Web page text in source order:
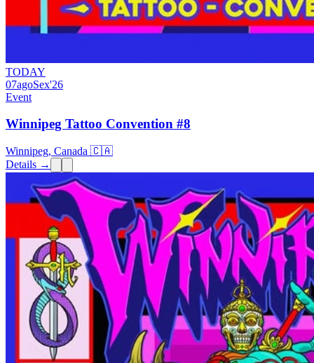
TODAY
07agoSex'26
Event
Winnipeg Tattoo Convention #8
Winnipeg, Canada 🇨🇦
Details →